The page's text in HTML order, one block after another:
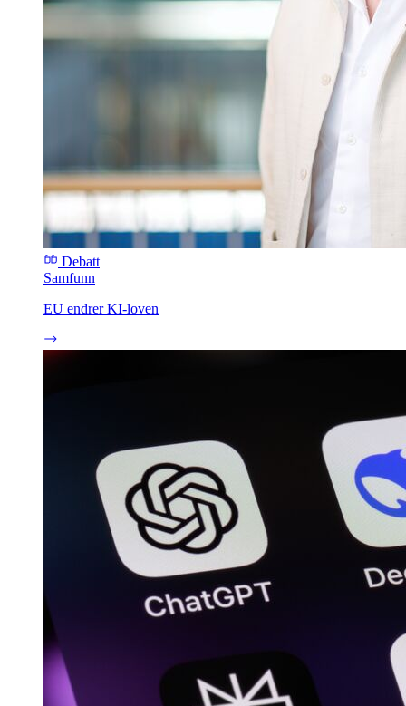
Debatt
Samfunn
EU endrer KI-loven